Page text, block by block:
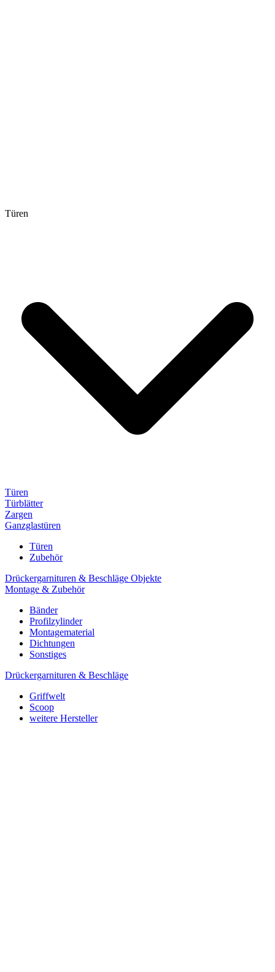
Türen
Türen
Türblätter
Zargen
Ganzglastüren
Türen
Zubehör
Drückergarnituren & Beschläge Objekte
Montage & Zubehör
Bänder
Profilzylinder
Montagematerial
Dichtungen
Sonstiges
Drückergarnituren & Beschläge
Griffwelt
Scoop
weitere Hersteller